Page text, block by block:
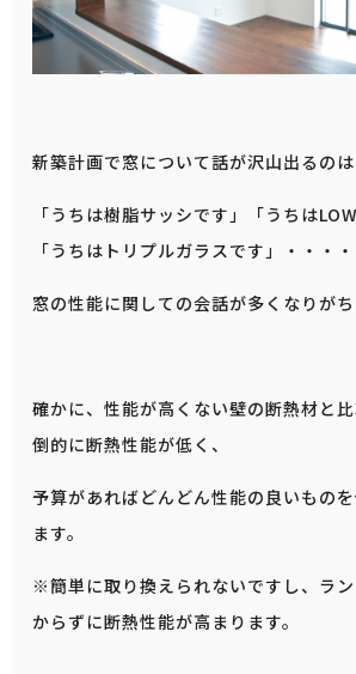
新築計画で窓について話が沢山出るのは
「うちは樹脂サッシです」「うちは
「うちはトリプルガラスです」・・・・
窓の性能に関しての会話が多くなりがち
確かに、性能が高くない壁の断熱材と
倒的に断熱性能が低く、
予算があればどんどん性能の良いもの
ます。
※簡単に取り換えられないですし、ラ
からずに断熱性能が高まります。